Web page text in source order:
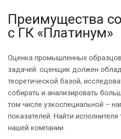
Преимущества
с ГК «Платинум»
Оценка промышленных образцов
задачей: оценщик должен
теоретической базой,
собирать и анализировать
том числе узкоспециальной –
показателей. Найти
нашей компании.